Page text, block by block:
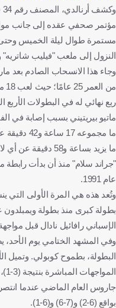
مؤتمر صحفي عقده إلى جانب
مستمرة طوال ليلة الخميس
النزول إلى ملعب "فيليب شاتريه"
وجاء هذا الانسحاب الصادم بعد
ربع نهائي له في البطولات
ماتيو بيريتيني بسبب إصابة في
ما مجموعه
ما يزيد بساعة و58
"جراند سلام" منذ أن بدأت
عام 1991.
وتُعد هذه هي المرة الأولى التي
الإسباني رافائيل نادال قبل
وفي المشهد الختامي يوم
البطولة، بطموح كوبولي. وتميل
جاروس العام الماضي عندما
بواقع (6-2) و(7-6) و(6-1).